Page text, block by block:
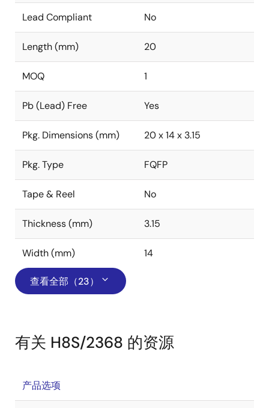
Lead Compliant No
Length (mm) 20
MOQ 1
Pb (Lead) Free Yes
Pkg. Dimensions (mm) 20 x 14 x 3.15
Pkg. Type FQFP
Tape & Reel No
Thickness (mm) 3.15
Width (mm) 14
查看全部（23）
有关 H8S/2368 的资源
产品选项